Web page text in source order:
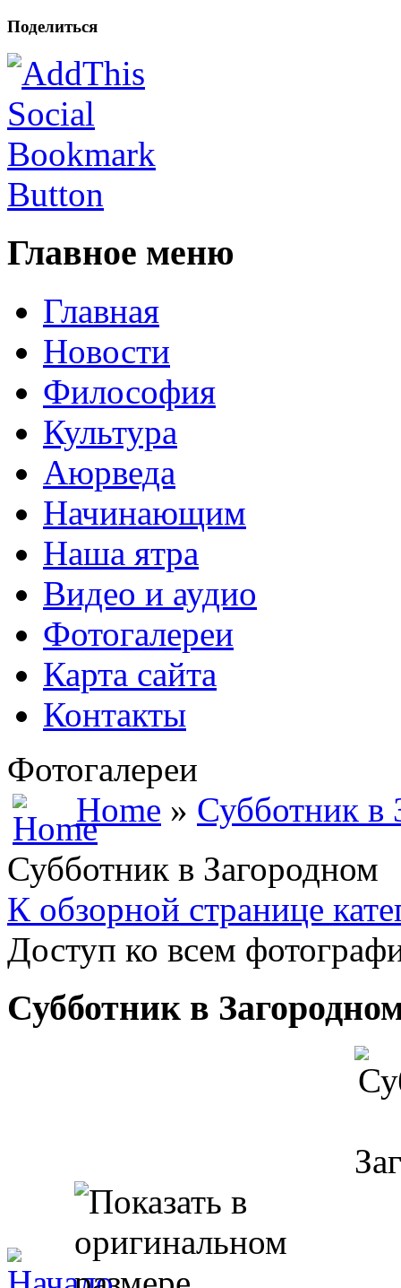
Поделиться
Главное меню
Главная
Новости
Философия
Культура
Аюрведа
Начинающим
Наша ятра
Видео и аудио
Фотогалереи
Карта сайта
Контакты
Фотогалереи
Home » Субботник в
Субботник в Загородном
К обзорной странице
Доступ ко всем
Субботник в